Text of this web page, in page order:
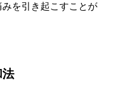
を引き起こすことが
法